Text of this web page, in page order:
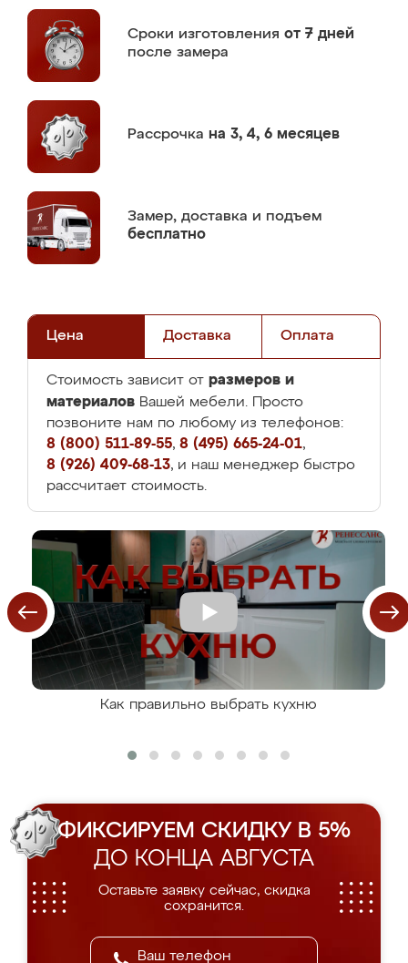
Сроки изготовления от 7 дней
после замера
Рассрочка на 3, 4, 6 месяцев
Замер, доставка и подъем
бесплатно
Цена Доставка Оплата
Стоимость зависит от размеров и
материалов Вашей мебели. Просто
позвоните нам по любому из телефонов:
8 (800) 511-89-55, 8 (495) 665-24-01,
8 (926) 409-68-13, и наш менеджер быстро
рассчитает стоимость.
Как правильно выбрать кухню
ФИКСИРУЕМ СКИДКУ В 5%
ДО КОНЦА АВГУСТА
Оставьте заявку сейчас, скидка
сохранится.